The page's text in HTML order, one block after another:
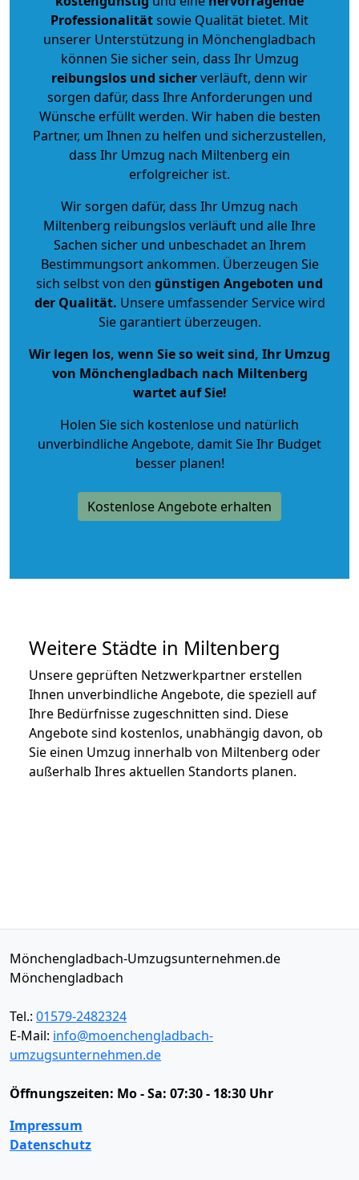
Professionalitätsowie Qualität bietet. Mit
unserer Unterstützung in Mönchengladbach
können Sie sicher sein, dass Ihr Umzug
reibungslos und sicherverläuft, denn wir
sorgen dafür, dass Ihre Anforderungen und
Wünsche erfüllt werden. Wir haben die besten
Partner, um Ihnen zu helfen und sicherzustellen,
dass Ihr Umzug nach Miltenberg ein
erfolgreicher ist.
Wir sorgen dafür, dass Ihr Umzug nach
Miltenberg reibungslos verläuft und alle Ihre
Sachen sicher und unbeschadet an Ihrem
Bestimmungsort ankommen. Überzeugen Sie
sich selbst von den günstigen Angeboten und
der Qualität. Unsere umfassender Service wird
Sie garantiert überzeugen.
Wir legen los, wenn Sie so weit sind, Ihr Umzug
von Mönchengladbach nach Miltenberg
wartet auf Sie!
Holen Sie sich kostenlose und natürlich
unverbindliche Angebote, damit Sie Ihr Budget
besser planen!
Kostenlose Angebote erhalten
Weitere Städte in Miltenberg
Unsere geprüften Netzwerkpartner erstellen
Ihnen unverbindliche Angebote, die speziell auf
Ihre Bedürfnisse zugeschnitten sind. Diese
Angebote sind kostenlos, unabhängig davon, ob
Sie einen Umzug innerhalb von Miltenberg oder
außerhalb Ihres aktuellen Standorts planen.
Mönchengladbach-Umzugsunternehmen.de
Mönchengladbach
Tel.: 01579-2482324
E-Mail: info@moenchengladbach-
umzugsunternehmen.de
Öffnungszeiten: Mo - Sa: 07:30 - 18:30 Uhr
Impressum
Datenschutz